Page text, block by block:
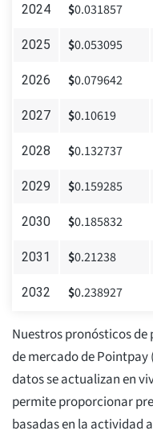
2024 $0.031857
2025 $0.053095
2026 $0.079642
2027 $0.10619
2028 $0.132737
2029 $0.159285
2030 $0.185832
2031 $0.21238
2032 $0.238927
Nuestros pronósticos
de mercado de Pointpay
datos se actualizan en
permite proporcionar
basadas en la actividad